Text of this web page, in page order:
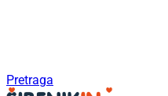
Pretraga